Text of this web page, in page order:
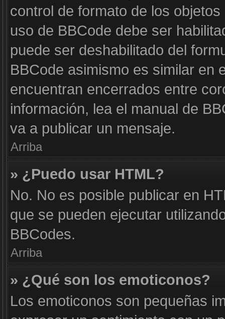
control de formato de los
uso de BBCode debe ser
puede ser deshabilitado del
BBCode asimismo es similar en
encuentran encerrados entre
información, lea el manual de
va a publicar un mensaje.
Arriba
» ¿Puedo usar HTML?
No. No es posible publicar en
que se pueden ejecutar
BBCodes.
Arriba
» ¿Qué son los emoticonos?
Los emoticonos son pequeñas